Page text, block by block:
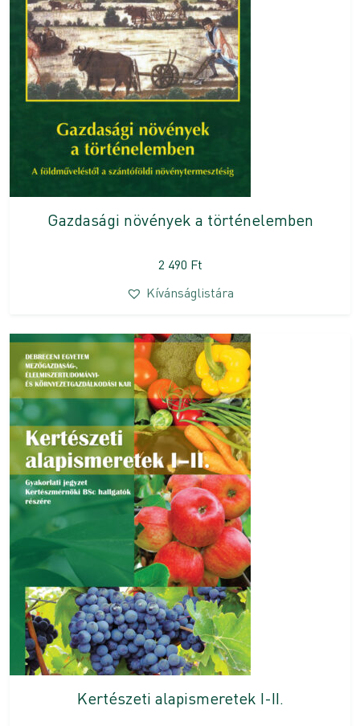
Gazdasági növények a történelemben
2 490 Ft
Kívánságlistára
Kertészeti alapismeretek I-II.